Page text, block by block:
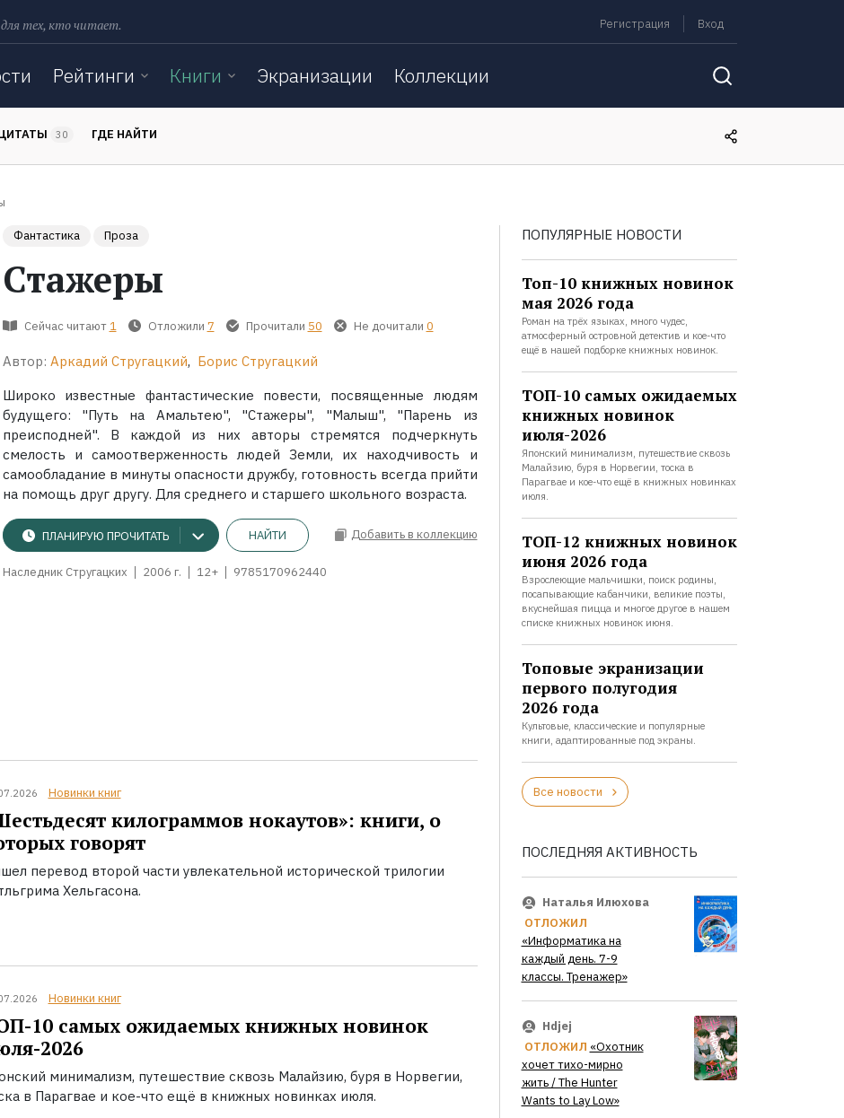
тех, кто читает. Регистрация Вход
Рейтинги Книги Экранизации Коллекции
30 ГДЕ НАЙТИ
Фантастика Проза
Стажеры
Сейчас читают 1 Отложили 7 Прочитали 50 Не дочитали 0
Автор: Аркадий Стругацкий, Борис Стругацкий
Широко известные фантастические повести, посвященные людям
будущего: "Путь на Амальтею", "Стажеры", "Малыш", "Парень из
преисподней". В каждой из них авторы стремятся подчеркнуть
смелость и самоотверженность людей Земли, их находчивость и
самообладание в минуты опасности дружбу, готовность всегда прийти
на помощь друг другу. Для среднего и старшего школьного возраста.
ПЛАНИРУЮ ПРОЧИТАТЬ НАЙТИ Добавить в коллекцию
Наследник Стругацких 2006 г. 12+ 9785170962440
Новинки книг
килограммов нокаутов»: книги, о
говорят
перевод второй части увлекательной исторической трилогии
Хельгасона.
Новинки книг
10 самых ожидаемых книжных новинок
2026
минимализм, путешествие сквозь Малайзию, буря в Норвегии,
в Парагвае и кое-что ещё в книжных новинках июля.
ПОПУЛЯРНЫЕ НОВОСТИ
Топ-10 книжных новинок
мая 2026 года
Роман на трёх языках, много чудес,
атмосферный островной детектив и кое-что
ещё в нашей подборке книжных новинок.
ТОП-10 самых ожидаемых
книжных новинок
июля-2026
Японский минимализм, путешествие сквозь
Малайзию, буря в Норвегии, тоска в
Парагвае и кое-что ещё в книжных новинках
июля.
ТОП-12 книжных новинок
июня 2026 года
Взрослеющие мальчишки, поиск родины,
посапывающие кабанчики, великие поэты,
вкуснейшая пицца и многое другое в нашем
списке книжных новинок июня.
Топовые экранизации
первого полугодия
2026 года
Культовые, классические и популярные
книги, адаптированные под экраны.
Все новости
ПОСЛЕДНЯЯ АКТИВНОСТЬ
Наталья Илюхова
ОТЛОЖИЛ
«Информатика на
каждый день. 7-9
классы. Тренажер»
Hdjej
ОТЛОЖИЛ «Охотник
хочет тихо-мирно
жить / The Hunter
Wants to Lay Low»